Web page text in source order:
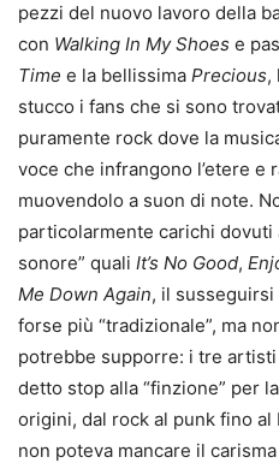
pezzi del nuovo lavoro della
con Walking In My Shoes e
Time e la bellissima Precious,
stucco i fans che si sono
puramente rock dove la
voce che infrangono l’etere e
muovendolo a suon di note.
particolarmente carichi dovuti
sonore” quali It’s No Good,
Me Down Again, il
forse più “tradizionale”, ma
potrebbe supporre: i tre
detto stop alla “finzione” per
origini, dal rock al punk fino
non poteva mancare il